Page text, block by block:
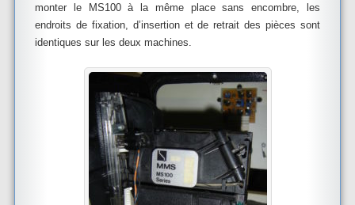
monter le MS100 à la même place sans encombre, les
endroits de fixation, d’insertion et de retrait des pièces sont
identiques sur les deux machines.